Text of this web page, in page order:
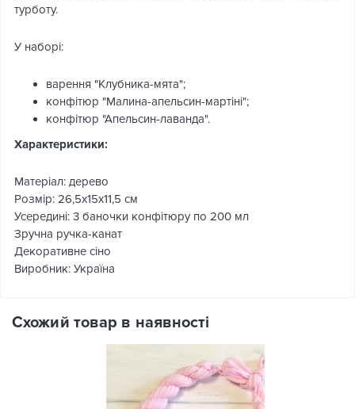
турботу.
У наборі:
варення "Клубника-мята";
конфітюр "Малина-апельсин-мартіні";
конфітюр "Апельсин-лаванда".
Характеристики:
Матеріал: дерево
Розмір: 26,5х15х11,5 см
Усередині: 3 баночки конфітюру по 200 мл
Зручна ручка-канат
Декоративне сіно
Виробник: Україна
Схожий товар в наявності